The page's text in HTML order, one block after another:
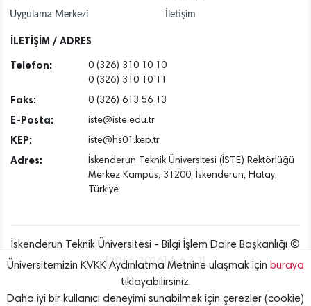
Uygulama Merkezi
İletişim
İLETİŞİM / ADRES
Telefon:
0 (326) 310 10 10
0 (326) 310 10 11
Faks: 0 (326) 613 56 13
E-Posta: iste@iste.edu.tr
KEP: iste@hs01.kep.tr
Adres:
İskenderun Teknik Üniversitesi (İSTE) Rektörlüğü
Merkez Kampüs, 31200, İskenderun, Hatay,
Türkiye
İskenderun Teknik Üniversitesi - Bilgi İşlem Daire Başkanlığı ©
[2016..2026] {v6.7.3}
Üniversitemizin KVKK Aydınlatma Metnine ulaşmak için buraya
tıklayabilirsiniz.
Daha iyi bir kullanıcı deneyimi sunabilmek için çerezler (cookie)